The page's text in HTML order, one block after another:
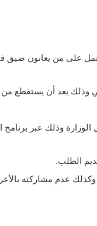
على من يعانون ضيق
وذلك عبر برنامج
الطلب.
عدم مشاركته